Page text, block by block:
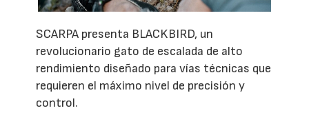
SCARPA presenta BLACKBIRD, un
revolucionario gato de escalada de alto
rendimiento diseñado para vías técnicas que
requieren el máximo nivel de precisión y
control.